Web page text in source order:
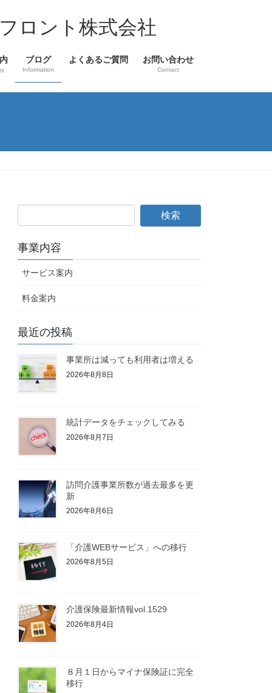
ロント株式会社
ブログ
Information
よくあるご質問 お問い合わせ
Contact
事業内容
サービス案内
料金案内
最近の投稿
事業所は減っても利用者は増える
2026年8月8日
統計データをチェックしてみる
2026年8月7日
訪問介護事業所数が過去最多を更
新
2026年8月6日
「介護WEBサービス」への移行
2026年8月5日
介護保険最新情報vol.1529
2026年8月4日
８月１日からマイナ保険証に完全
移行